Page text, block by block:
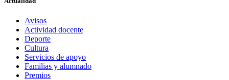
Avisos
Actividad docente
Deporte
Cultura
Servicios de apoyo
Familias y alumnado
Premios